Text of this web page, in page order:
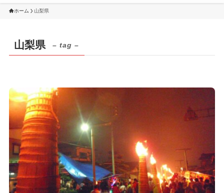
ホーム 山梨県
山梨県 – tag –